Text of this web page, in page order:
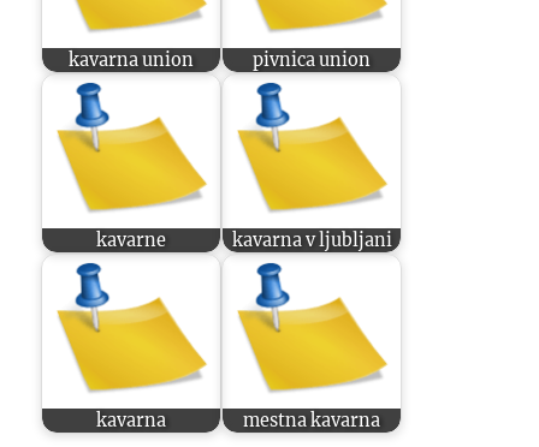
kavarna union pivnica union
kavarne kavarna v ljubljani
kavarna mestna kavarna